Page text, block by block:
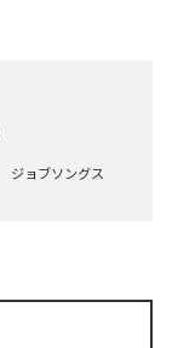
ジョブソングス